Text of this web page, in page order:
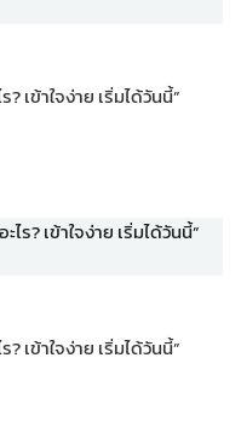
เข้าใจง่าย เริ่มได้วันนี้”
เข้าใจง่าย เริ่มได้วันนี้”